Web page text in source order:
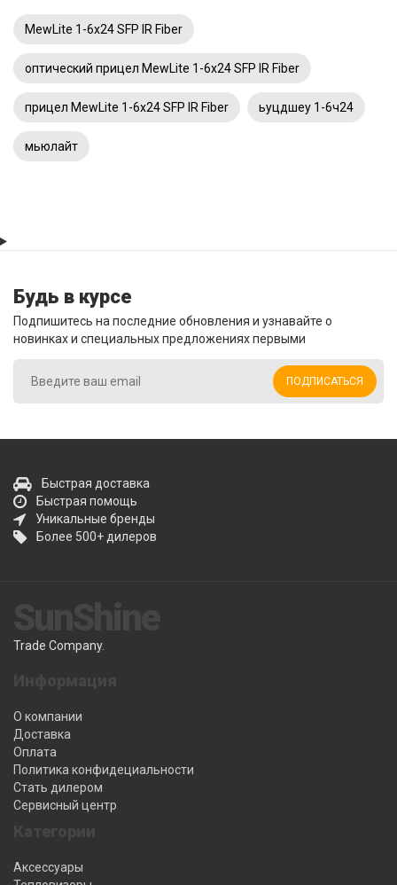
MewLite 1-6x24 SFP IR Fiber
оптический прицел MewLite 1-6x24 SFP IR Fiber
прицел MewLite 1-6x24 SFP IR Fiber ьуцдшеу 1-6ч24
мьюлайт
Будь в курсе
Подпишитесь на последние обновления и узнавайте о
новинках и специальных предложениях первыми
ПОДПИСАТЬСЯ
Быстрая доставка
Быстрая помощь
Уникальные бренды
Более 500+ дилеров
Trade Company.
О компании
Доставка
Оплата
Политика конфидециальности
Стать дилером
Сервисный центр
Аксессуары